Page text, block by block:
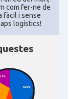
a Brasil
com fer-ne de
fàcil i sense
logí­stics!